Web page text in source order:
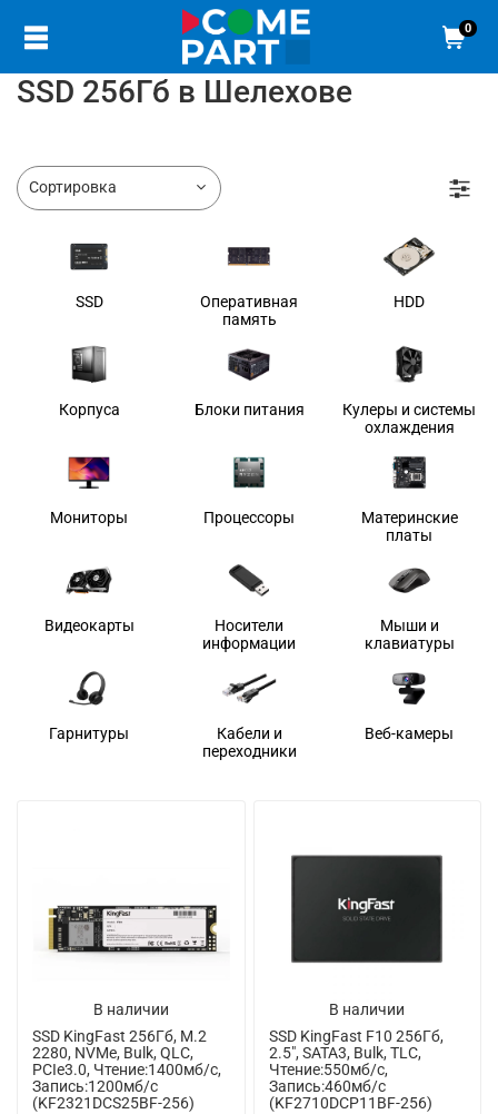
0
SSD 256Гб в Шелехове
SSD
Оперативная
память
HDD
Корпуса Блоки питания
Кулеры и системы
охлаждения
Мониторы Процессоры
Материнские
платы
Видеокарты
Носители
информации
Мыши и
клавиатуры
Гарнитуры
Кабели и
переходники
Веб-камеры
В наличии
SSD KingFast 256Гб, M.2
2280, NVMe, Bulk, QLC,
PCIe3.0, Чтение:1400мб/с,
Запись:1200мб/с
(KF2321DCS25BF-256)
В наличии
SSD KingFast F10 256Гб,
2.5", SATA3, Bulk, TLC,
Чтение:550мб/с,
Запись:460мб/с
(KF2710DCP11BF-256)